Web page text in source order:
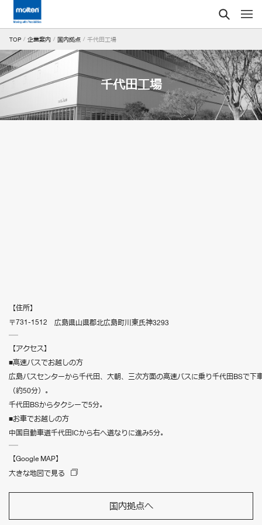
千代田工場
TOP 企業案内 国内拠点 千代田工場
【住所】
〒731-1512
広島県山県郡北広島町川東氏神3293
【アクセス】
■高速バスでお越しの方
広島バスセンターから千代田、大朝、三次方面の高速バスに乗り千代田BSで下
（約50分）。
千代田BSからタクシーで5分。
■お車でお越しの方
中国自動車道千代田ICから右へ道なりに進み5分。
【Google MAP】
大きな地図で見る
国内拠点へ